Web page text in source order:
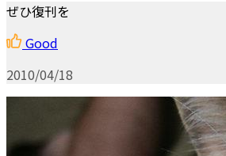
ぜひ復刊を
Good
2010/04/18